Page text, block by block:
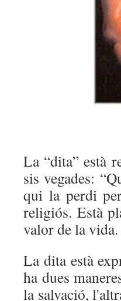
La “dita” està
sis vegades:
qui la perdi
religiós. Està
valor de la vida.
La dita està
ha dues
la salvació,